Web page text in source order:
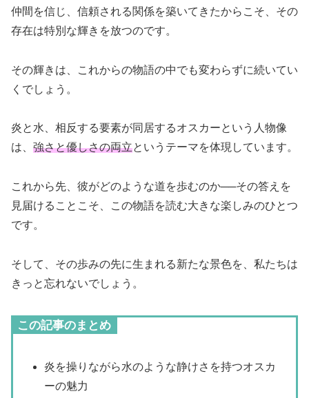
仲間を信じ、信頼される関係を築いてきたからこそ、その
存在は特別な輝きを放つのです。
その輝きは、これからの物語の中でも変わらずに続いてい
くでしょう。
炎と水、相反する要素が同居するオスカーという人物像
は、 強さと優しさの両立というテーマを体現しています。
これから先、彼がどのような道を歩むのか──その答えを
見届けることこそ、この物語を読む大きな楽しみのひとつ
です。
そして、その歩みの先に生まれる新たな景色を、私たちは
きっと忘れないでしょう。
この記事のまとめ
炎を操りながら水のような静けさを持つオスカ
ーの魅力